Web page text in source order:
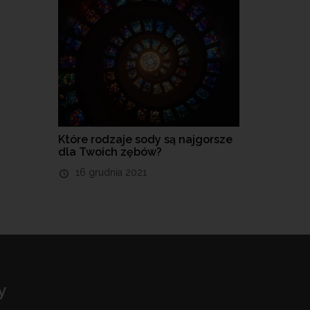
Które rodzaje sody są najgorsze
dla Twoich zębów?
16 grudnia 2021